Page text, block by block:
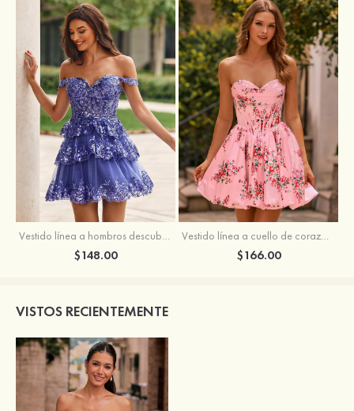
Vestido línea a hombros descubiertos tul corto/mini vestido para homecoming
$148.00
Vestido línea a cuello de corazón satén corto vestido para homecoming
$166.00
VISTOS RECIENTEMENTE